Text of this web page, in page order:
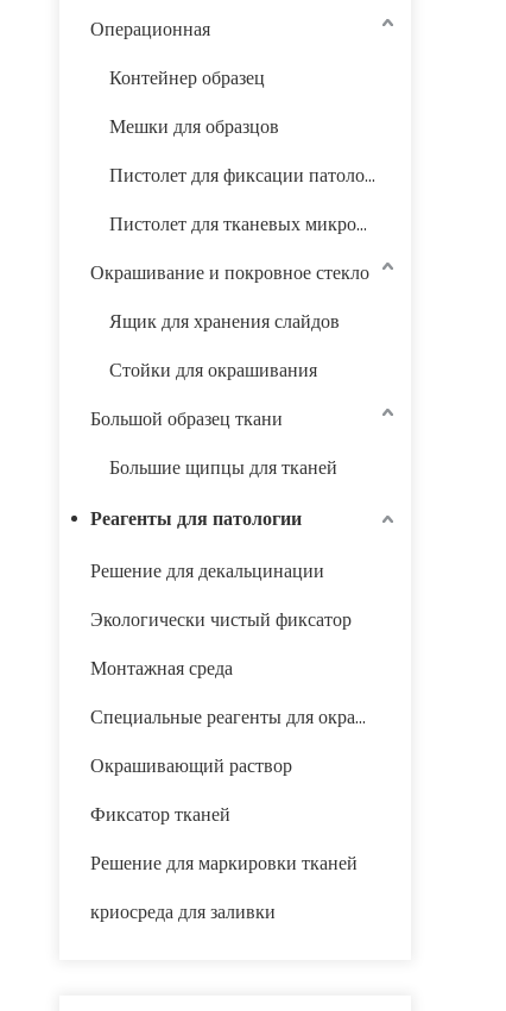
Операционная
Контейнер образец
Мешки для образцов
Пистолет для фиксации патологических желудочно-кишечных образцов
Пистолет для тканевых микрочипов
Окрашивание и покровное стекло
Ящик для хранения слайдов
Стойки для окрашивания
Большой образец ткани
Большие щипцы для тканей
Реагенты для патологии
Решение для декальцинации
Экологически чистый фиксатор
Монтажная среда
Специальные реагенты для окрашивания
Окрашивающий раствор
Фиксатор тканей
Решение для маркировки тканей
криосреда для заливки